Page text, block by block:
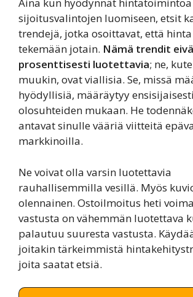
sijoitusvalintojen luomiseen, etsit
trendejä, jotka osoittavat, että
tekemään jotain. Nämä trendit
prosenttisesti luotettavia; ne,
muukin, ovat viallisia. Se, missä
hyödyllisiä, määräytyy ensisijaisesti
olosuhteiden mukaan. He
antavat sinulle vääriä viitteitä
markkinoilla.
Ne voivat olla varsin luotettavia
rauhallisemmilla vesillä. Myös
olennainen. Ostoilmoitus heti
vastusta on vähemmän luotettava
palautuu suuresta vastusta.
joitakin tärkeimmistä
joita saatat etsiä.